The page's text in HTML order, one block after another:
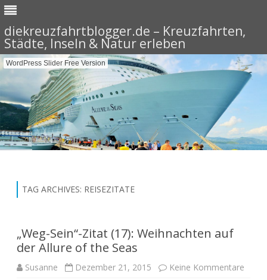
diekreuzfahrtblogger.de – Kreuzfahrten,
Städte, Inseln & Natur erleben
WordPress Slider Free Version
TAG ARCHIVES: REISEZITATE
„Weg-Sein“-Zitat (17): Weihnachten auf
der Allure of the Seas
Susanne Dezember 21, 2015 Keine Kommentare